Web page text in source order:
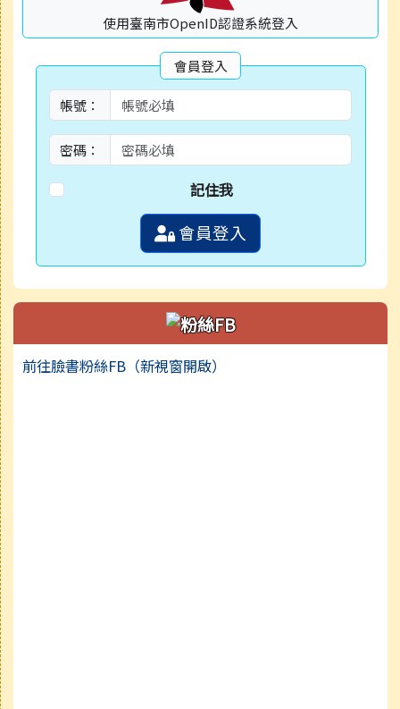
使用臺南市OpenID認證系統登入
會員登入
帳號：
密碼：
記住我
會員登入
前往臉書粉絲FB（新視窗開啟）